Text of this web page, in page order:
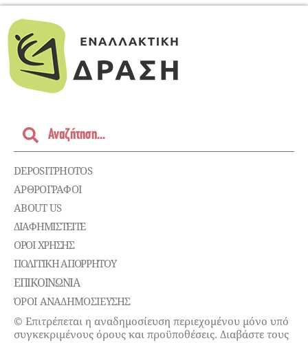
DEPOSITPHOTOS
ΑΡΘΡΟΓΡΑΦΟΙ
ABOUT US
ΔΙΑΦΗΜΙΣΤΕΊΤΕ
ΌΡΟΙ ΧΡΉΣΗΣ
ΠΟΛΙΤΙΚΉ ΑΠΟΡΡΉΤΟΥ
ΕΠΙΚΟΙΝΩΝΊΑ
ΌΡΟΙ ΑΝΑΔΗΜΟΣΙΕΥΣΗΣ
© Επιτρέπεται η αναδημοσίευση περιεχομένου μόνο υπό
συγκεκριμένους όρους και προϋποθέσεις. Διαβάστε τους